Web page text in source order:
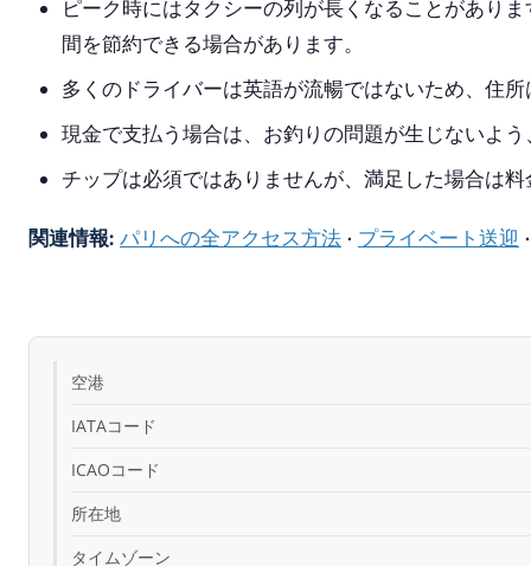
ピーク時にはタクシーの列が長くなることがあり
間を節約できる場合があります。
多くのドライバーは英語が流暢ではないため、住
現金で支払う場合は、お釣りの問題が生じないよ
チップは必須ではありませんが、満足した場合は
関連情報: パリへの全アクセス方法 · プライベート送迎
空港
IATAコード
ICAOコード
所在地
タイムゾーン